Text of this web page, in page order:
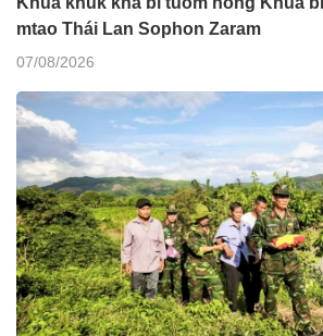
mtao Thái Lan Sophon Zaram
07/08/2026